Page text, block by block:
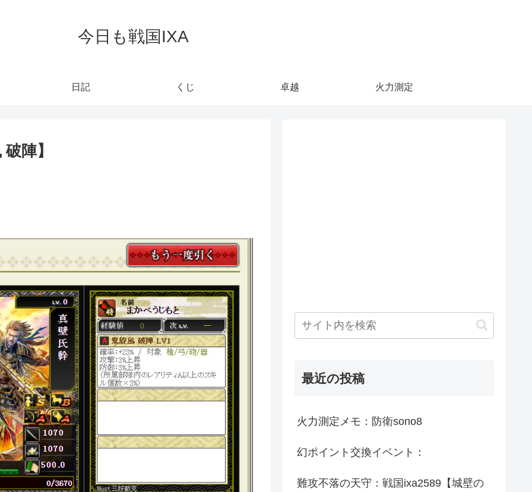
今日も戦国IXA
日記 くじ 卓越 火力測定
陣】
最近の投稿
火力測定メモ：防衛sono8
幻ポイント交換イベント：
難攻不落の天守：戦国ixa2589【城壁の